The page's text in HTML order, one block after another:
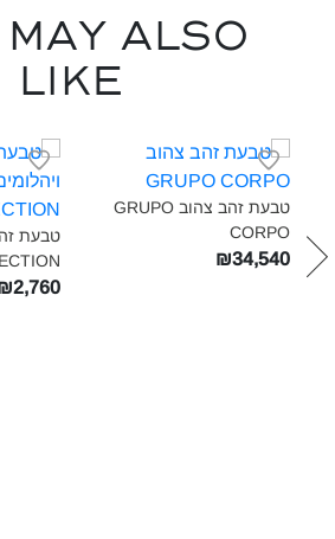
may also
like
טבעת זהב צהוב GRUPO
CORPO‎
₪34,540
טבעת